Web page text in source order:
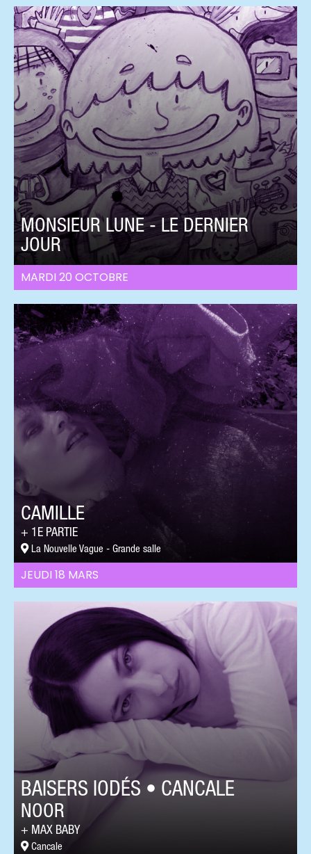
MARDI 20 OCTOBRE
MONSIEUR LUNE - LE DERNIER
JOUR
JEUDI 18 MARS
CAMILLE
1E PARTIE
La Nouvelle Vague - Grande salle
BAISERS IODÉS • CANCALE
NOOR
MAX BABY
Cancale